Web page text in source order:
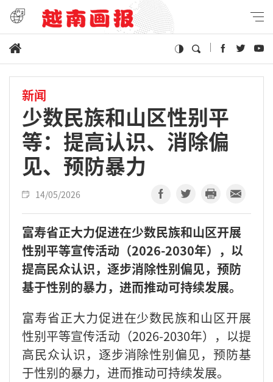
新闻
少数民族和山区性别平
等：提高认识、消除偏
见、预防暴力
14/05/2026
富寿省正大力促进在少数民族和山区开展
性别平等宣传活动（2026-2030年），以
提高民众认识，逐步消除性别偏见，预防
基于性别的暴力，进而推动可持续发展。
富寿省正大力促进在少数民族和山区开展
性别平等宣传活动（2026-2030年），以提
高民众认识，逐步消除性别偏见，预防基
于性别的暴力，进而推动可持续发展。